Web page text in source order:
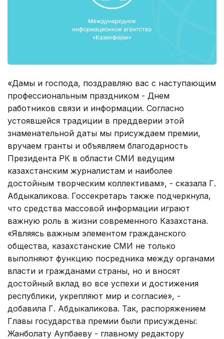
«Дамы и господа, поздравляю вас с наступающим
профессиональным праздником - Днем
работников связи и информации. Согласно
устоявшейся традиции в преддверии этой
знаменательной даты мы присуждаем премии,
вручаем гранты и объявляем благодарность
Президента РК в области СМИ ведущим
казахстанским журналистам и наиболее
достойным творческим коллективам», - сказала Г.
Абдыкаликова. Госсекретарь также подчеркнула,
что средства массовой информации играют
важную роль в жизни современного Казахстана.
«Являясь важным элементом гражданского
общества, казахстанские СМИ не только
выполняют функцию посредника между органами
власти и гражданами страны, но и вносят
достойный вклад во все успехи и достижения
республики, укрепляют мир и согласие», -
добавила Г. Абдыкаликова. Так, распоряжением
Главы государства премии были присуждены:
Жанболату Аупбаеву - главному редактору